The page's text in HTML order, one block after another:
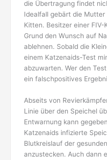
die Übertragung findet
Idealfall gebärt die
Kitten. Besitzer einer
Grund den Wunsch auf
ablehnen. Sobald die
einem Katzenaids-Test
abzuwarten. Wer den
ein falschpositives
Abseits von
Linie über den Speichel
Entwarnung kann
Katzenaids infizierte
Blutkreislauf der
anzustecken. Auch dann